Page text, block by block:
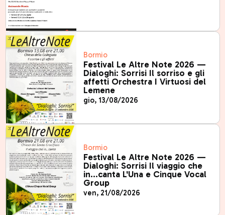
Bormio
Festival Le Altre Note 2026 —
Dialoghi: Sorrisi Il sorriso e gli
affetti Orchestra I Virtuosi del
Lemene
gio, 13/08/2026
Bormio
Festival Le Altre Note 2026 —
Dialoghi: Sorrisi Il viaggio che
in…canta L'Una e Cinque Vocal
Group
ven, 21/08/2026